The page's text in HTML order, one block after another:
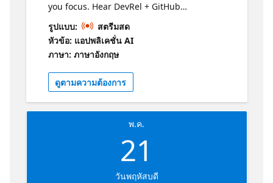
you focus. Hear DevRel + GitHub
perspectives on the biggest themes, what’s
new, and which sessions are “can’t miss.”
Walk away with a simple plan to build your
personal agenda, follow the right tracks, and
get maximum value whether you attend live
or watch on‑demand. Join us and get
Build‑ready.
รูปแบบ:
สตรีมสด
หัวข้อ: แอปพลิเคชั่น AI
ภาษา: ภาษาอังกฤษ
ดูตามความต้องการ
พ.ค.
21
วันพฤหัสบดี